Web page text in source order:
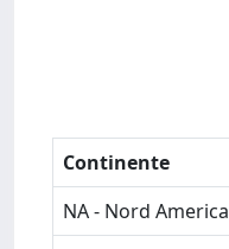
Continente
NA - Nord America